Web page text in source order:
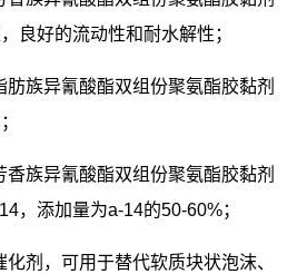
良好的流动性和耐水解性；
肪族异氰酸酯双组份聚氨酯胶黏剂
香族异氰酸酯双组份聚氨酯胶黏剂
，添加量为a-14的50-60%；
剂，可用于替代软质块状泡沫、